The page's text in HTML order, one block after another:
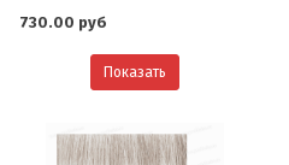
730.00 руб
Показать